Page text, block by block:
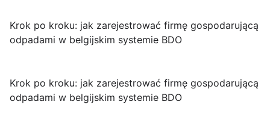
Krok po kroku: jak zarejestrować firmę gospodarującą
odpadami w belgijskim systemie BDO
Krok po kroku: jak zarejestrować firmę gospodarującą
odpadami w belgijskim systemie BDO